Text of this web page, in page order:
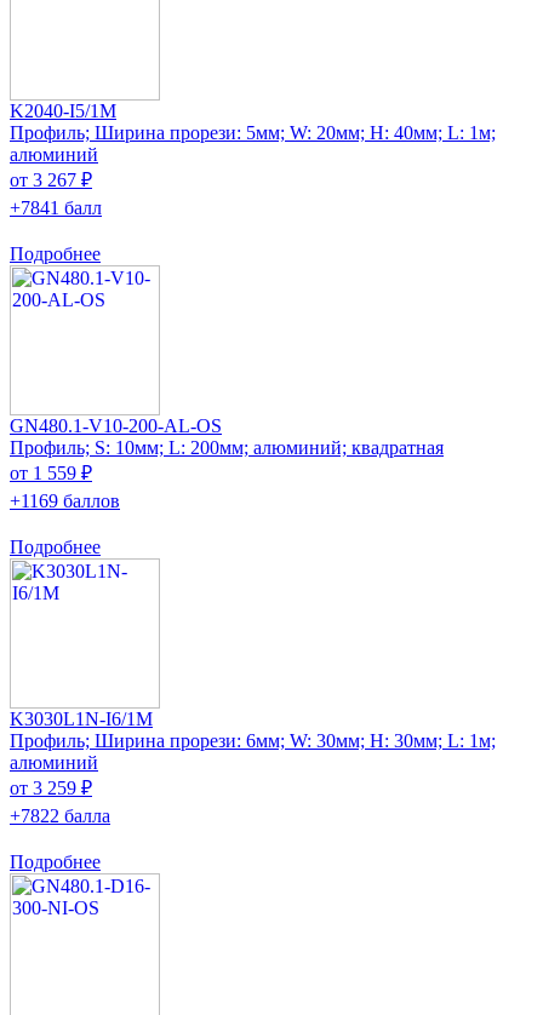
K2040-I5/1M
Профиль; Ширина прорези: 5мм; W: 20мм; H: 40мм; L: 1м;
алюминий
от 3 267 ₽
+7841 балл
Подробнее
GN480.1-V10-200-AL-OS
Профиль; S: 10мм; L: 200мм; алюминий; квадратная
от 1 559 ₽
+1169 баллов
Подробнее
K3030L1N-I6/1M
Профиль; Ширина прорези: 6мм; W: 30мм; H: 30мм; L: 1м;
алюминий
от 3 259 ₽
+7822 балла
Подробнее